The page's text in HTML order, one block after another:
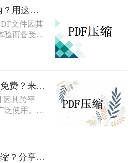
文件大小
pdf怎么压缩到5m以内？用这二种压缩方法！
文件因其
验而备受欢
大，不仅
输速度。
pdf怎么压缩的小一点免费？来试试这二种压缩方法！
因其跨平
泛使用。然
，会给存
么pdf怎么
方法。
pdf太大了如何免费压缩？分享二种压缩方法！